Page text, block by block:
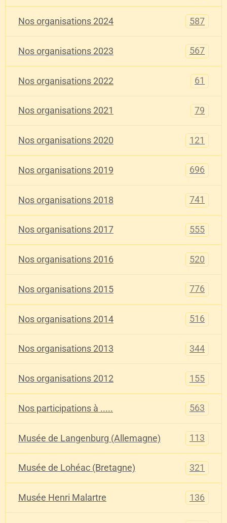
Nos organisations 2024 587
Nos organisations 2023 567
Nos organisations 2022 61
Nos organisations 2021 79
Nos organisations 2020 121
Nos organisations 2019 696
Nos organisations 2018 741
Nos organisations 2017 555
Nos organisations 2016 520
Nos organisations 2015 776
Nos organisations 2014 516
Nos organisations 2013 344
Nos organisations 2012 155
Nos participations à ..... 563
Musée de Langenburg (Allemagne) 113
Musée de Lohéac (Bretagne) 321
Musée Henri Malartre 136